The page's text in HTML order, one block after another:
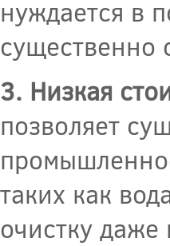
нуждается в
существенно
3. Низкая
позволяет
таких как
очистку